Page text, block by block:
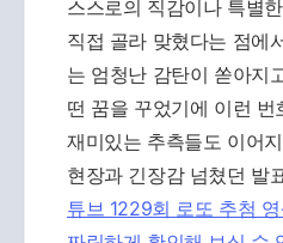
스스로의 직감이나 특별
직접 골라 맞혔다는 점에
는 엄청난 감탄이 쏟아지
떤 꿈을 꾸었기에 이런 번
재미있는 추측들도 이어
현장과 긴장감 넘쳤던 발
튜브 1229회 로또 추첨